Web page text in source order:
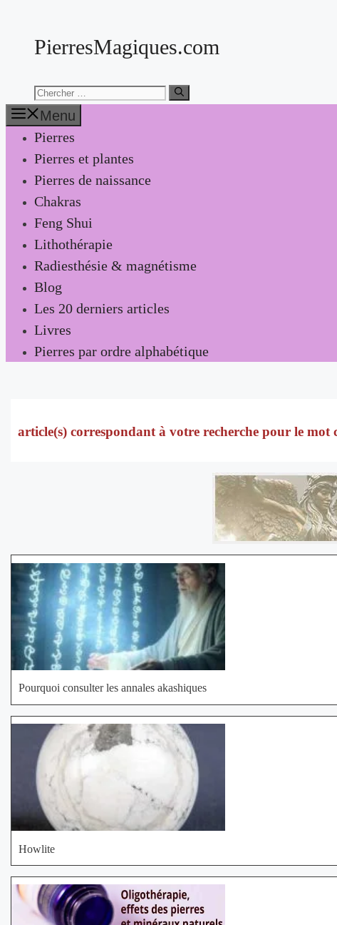
contenuPierresMagiques.com
Chercher:
Menu
Pierres
Pierres et plantes
Pierres de naissance
Chakras
Feng Shui
Lithothérapie
Radiesthésie & magnétisme
Blog
Les 20 derniers articles
Livres
Pierres par ordre alphabétique
Pourquoi consulter les annales akashiques
Howlite